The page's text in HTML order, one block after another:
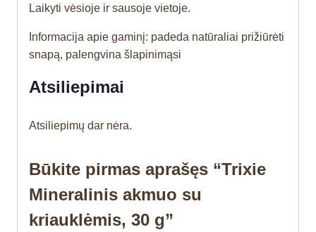
Laikyti vėsioje ir sausoje vietoje.
Informacija apie gaminį: padeda natūraliai prižiūrėti
snapą, palengvina šlapinimąsi
Atsiliepimai
Atsiliepimų dar nėra.
Būkite pirmas aprašęs “Trixie
Mineralinis akmuo su
kriauklėmis, 30 g”